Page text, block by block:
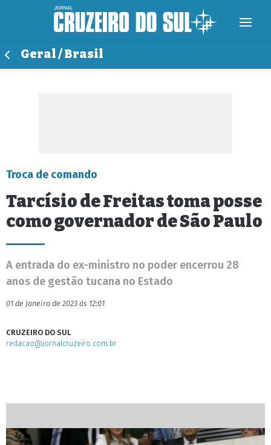
Geral / Brasil
Troca de comando
Tarcísio de Freitas toma posse
como governador de São Paulo
A entrada do ex-ministro no poder encerrou 28
anos de gestão tucana no Estado
01 de Janeiro de 2023 às 12:01
CRUZEIRO DO SUL
redacao@jornalcruzeiro.com.br